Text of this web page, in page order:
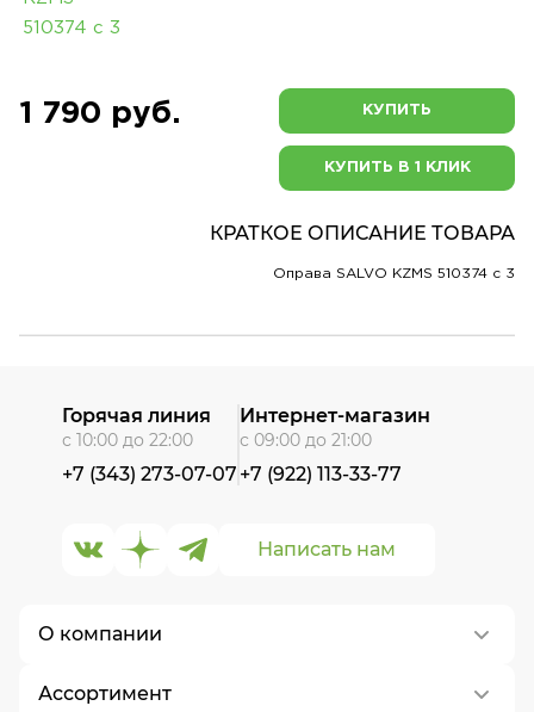
1 790 руб. КУПИТЬ
КУПИТЬ В 1 КЛИК
КРАТКОЕ ОПИСАНИЕ ТОВАРА
Оправа SALVO KZMS 510374 c 3
О компании
О нас
Ассортимент
Написать нам
Горячая линия
с 10:00 до 22:00
+7 (343) 273-07-07
Интернет-магазин
с 09:00 до 21:00
+7 (922) 113-33-77